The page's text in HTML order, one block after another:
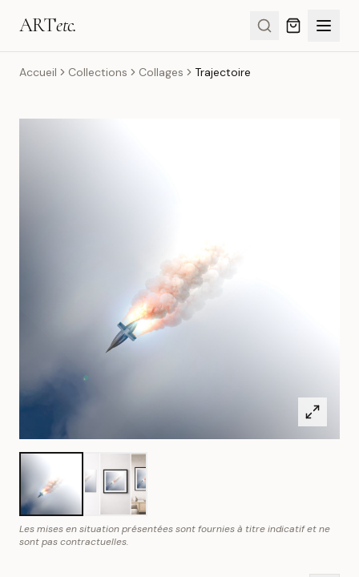
ARTetc.
Accueil Collections Collages Trajectoire
Les mises en situation présentées sont fournies à titre indicatif et ne
sont pas contractuelles.